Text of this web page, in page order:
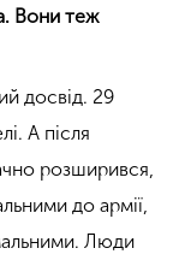
Вони теж
досвід. 29
А після
розширився,
до армії,
Люди